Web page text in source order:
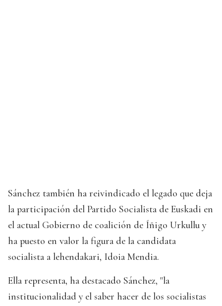
Sánchez también ha reivindicado el legado que deja
la participación del Partido Socialista de Euskadi en
el actual Gobierno de coalición de Íñigo Urkullu y
ha puesto en valor la figura de la candidata
socialista a lehendakari, Idoia Mendia.
Ella representa, ha destacado Sánchez, "la
institucionalidad y el saber hacer de los socialistas